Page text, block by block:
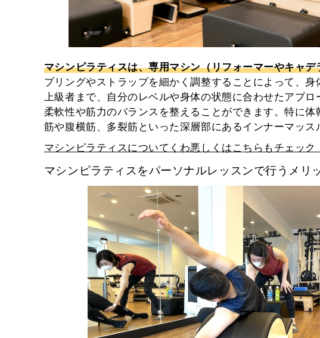
マシンピラティスは、専用マシン（リフォーマーやキャ
プリングやストラップを細かく調整することによって、
上級者まで、自分のレベルや身体の状態に合わせたアプ
柔軟性や筋力のバランスを整えることができます。特に
筋や腹横筋、多裂筋といった深層部にあるインナーマッ
マシンピラティスについてくわ悪しくはこちらもチェック
マシンピラティスをパーソナルレッスンで行うメリ